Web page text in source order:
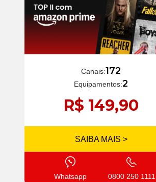
Canais:172
Equipamentos:2
R$ 149,90
SAIBA MAIS >
Whatsapp 0800 250 1111